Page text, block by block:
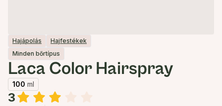
Hajápolás
Hajfestékek
Minden bőrtípus
Laca Color Hairspray
100 ml
3